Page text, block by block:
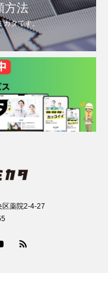
方法
カタです。
区薬院2-4-27